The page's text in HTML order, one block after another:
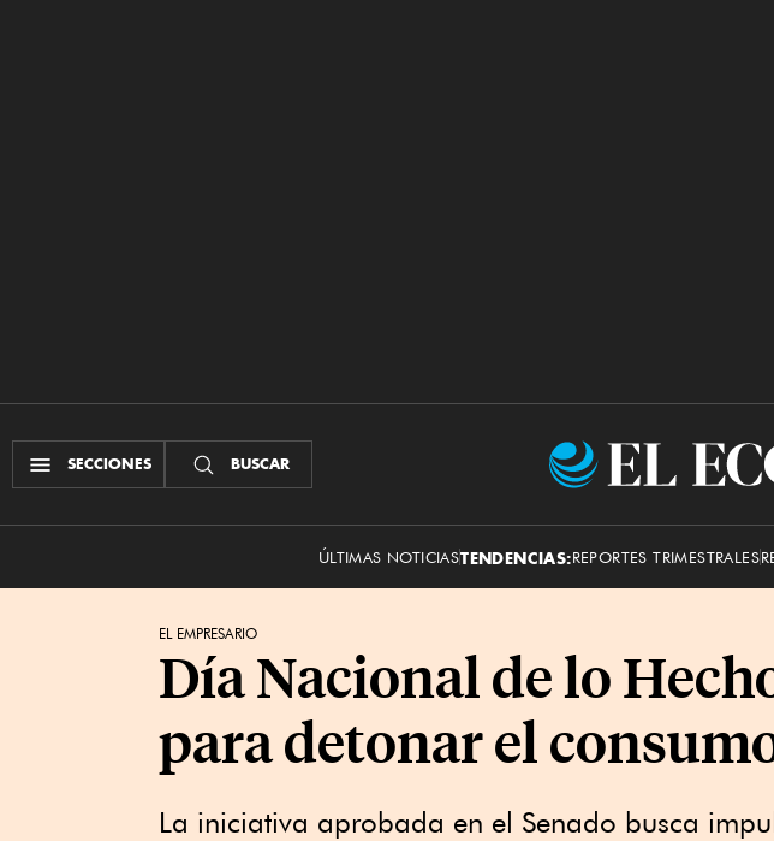
SECCIONES BUSCAR
ÚLTIMAS NOTICIASTENDENCIAS:REPORTES TRIMESTRALES
EL EMPRESARIO
Día Nacional de lo
para detonar el
La iniciativa aprobada en el Senado busca